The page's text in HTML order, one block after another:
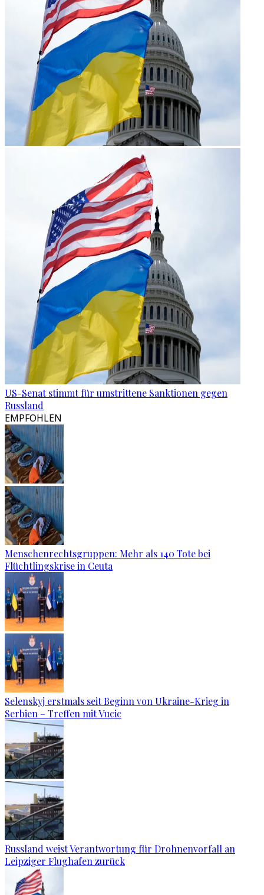
US-Senat stimmt für umstrittene Sanktionen gegen
Russland
EMPFOHLEN
Menschenrechtsgruppen: Mehr als 140 Tote bei
Flüchtlingskrise in Ceuta
Selenskyj erstmals seit Beginn von Ukraine-Krieg in
Serbien – Treffen mit Vucic
Russland weist Verantwortung für Drohnenvorfall an
Leipziger Flughafen zurück